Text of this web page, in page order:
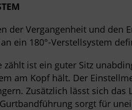
der Vergangenheit und den
ein 180°-Verstellsystem
zählt ist ein guter Sitz
am Kopf hält. Der
Zusätzlich lässt sich
sorgt für